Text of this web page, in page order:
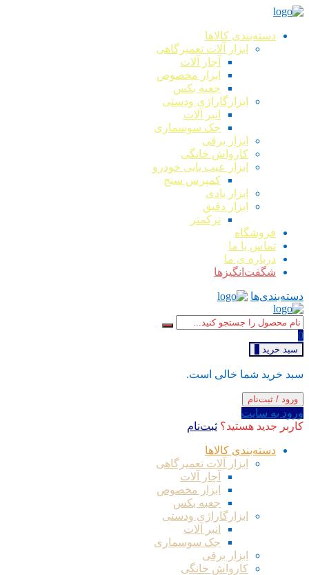
دسته‌بندی کالاها
ابزار آلات تعمیرگاهی
آچار آلات
ابزار مخصوص
جعبه بکس
ابزارگاراژی ودستی
انبر آلات
جک سوسماری
ابزار برقی
کارواش خانگی
ابزار عیب یابی خودرو
کمپرس سنج
ابزار بادی
ابزار دقیق
ترکمتر
فروشگاه
تماس با ما
درباره ی ما
شگفت‌انگیزها
دسته‌بندی‌ها
0
سبد خرید
سبد خرید شما خالی است.
ورود / ثبت‌نام
ورود به سایت
کاربر جدید هستید؟ ثبت‌نام
دسته‌بندی کالاها
ابزار آلات تعمیرگاهی
آچار آلات
ابزار مخصوص
جعبه بکس
ابزارگاراژی ودستی
انبر آلات
جک سوسماری
ابزار برقی
کارواش خانگی